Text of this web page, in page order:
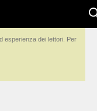
esperienza dei lettori. Per